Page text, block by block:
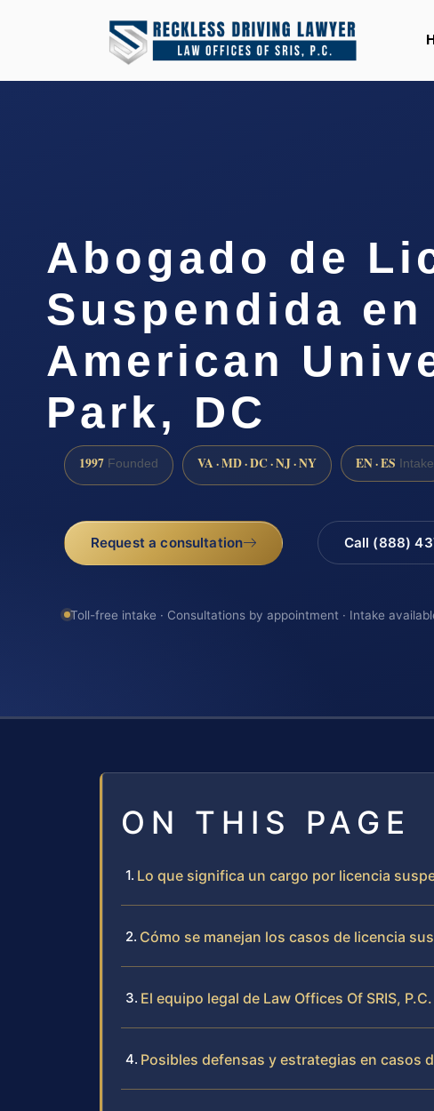
Abogado de
Suspendida en
American
Park, DC
1997 Founded VA · MD · DC · NJ · NY EN · ES Intake
Request a consultation Call (888)
Toll-free intake · Consultations by appointment · Intake
ON THIS PAGE
Lo que significa un cargo por licencia
Cómo se manejan los casos de licencia
El equipo legal de Law Offices Of SRIS,
Posibles defensas y estrategias en casos